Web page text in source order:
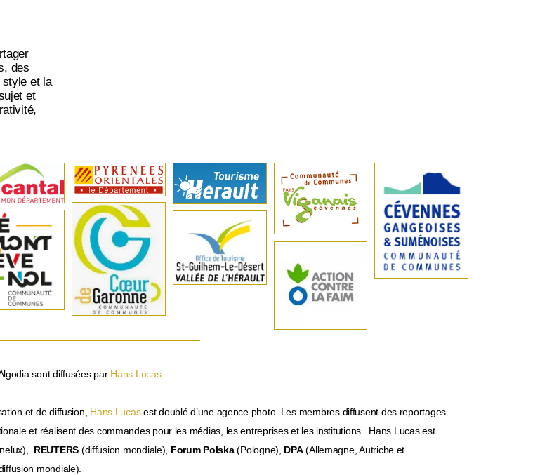
des
et la
et
sont diffusées par Hans Lucas.
et de diffusion, Hans Lucasest doublé d’une agence photo. Les membres diffusent des reportages
et réalisent des commandes pour les médias, les entreprises et les institutions. Hans Lucas est
REUTERS (diffusion mondiale), Forum Polska(Pologne), DPA(Allemagne, Autriche et
mondiale).